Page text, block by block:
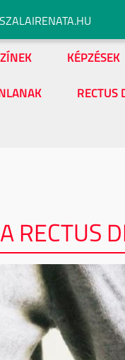
KÉPZÉSEK
RECTUS
RECTUS